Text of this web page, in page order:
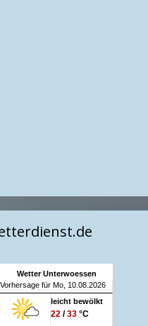
Wetter Unterwoessen
Vorhersage für Mo, 10.08.2026
leicht bewölkt
22 /33 °C